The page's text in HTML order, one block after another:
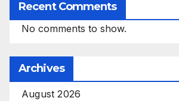
Recent Comments
No comments to show.
Archives
August 2026